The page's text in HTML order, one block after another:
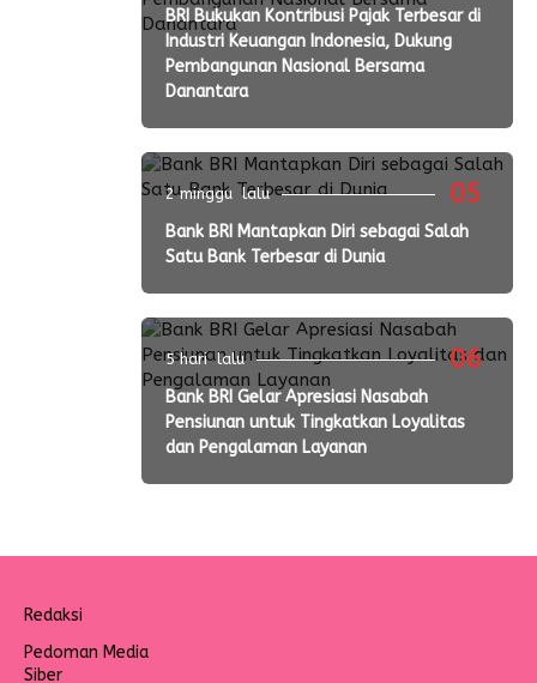
BRI Bukukan Kontribusi Pajak Terbesar di
Industri Keuangan Indonesia, Dukung
Pembangunan Nasional Bersama
Danantara
05
2 minggu lalu
Bank BRI Mantapkan Diri sebagai Salah
Satu Bank Terbesar di Dunia
06
5 hari lalu
Bank BRI Gelar Apresiasi Nasabah
Pensiunan untuk Tingkatkan Loyalitas
dan Pengalaman Layanan
Redaksi
Pedoman Media
Siber